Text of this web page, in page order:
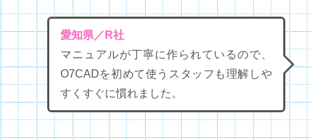
愛知県／R社
マニュアルが丁寧に作られているので、
O7CADを初めて使うスタッフも理解しや
すくすぐに慣れました。